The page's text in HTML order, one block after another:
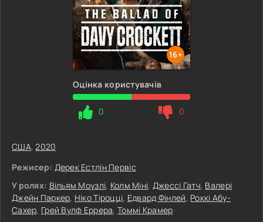
16+
Оцінка користувачів
0 0
США,2020
Режисер: Дерек Естлін Первіс
У ролях: Вільям Моузлі, Колм Міні, Джессі Гатч, Валері
Джейн Паркер, Ніко Тіроцці, Едвард Фінлей, Роккі Абу-
Сахер, Грей Вулф Еррера,Томмі Крамер